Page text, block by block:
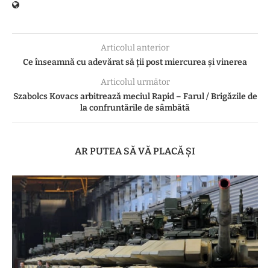
Articolul anterior
Ce înseamnă cu adevărat să ții post miercurea și vinerea
Articolul următor
Szabolcs Kovacs arbitrează meciul Rapid – Farul / Brigăzile de
la confruntările de sâmbătă
AR PUTEA SĂ VĂ PLACĂ ȘI